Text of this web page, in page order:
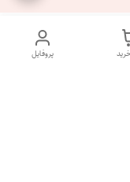
پروفایل